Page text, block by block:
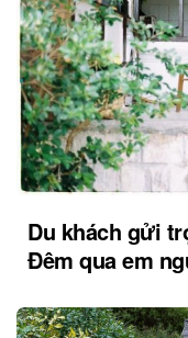
Du khách gửi
Đêm qua em